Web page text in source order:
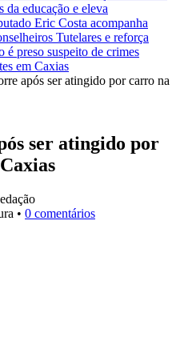
educação e eleva
Eric Costa acompanha
Tutelares e reforça
é preso suspeito de crimes
em Caxias
após ser atingido por carro na
ser atingido por
• 0 comentários